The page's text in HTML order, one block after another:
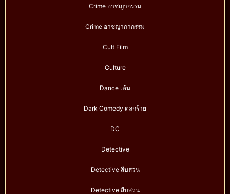
Crime อาชญากรรม
Crime อาชญากากรรม
Cult Film
Culture
Dance เต้น
Dark Comedy ตลกร้าย
DC
Detective
Detective สืบสวน
Detective สืบสวน